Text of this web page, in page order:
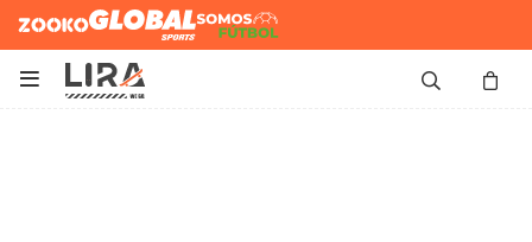
Zooko Global Sports
Somos
Futbol
